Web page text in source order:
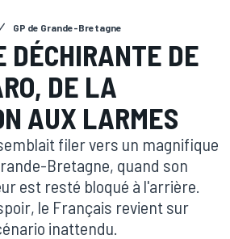
GP de Grande-Bretagne
DÉCHIRANTE DE
DE LA
AUX LARMES
filer vers un magnifique
Bretagne, quand son
est resté bloqué à l'arrière.
le Français revient sur
inattendu.